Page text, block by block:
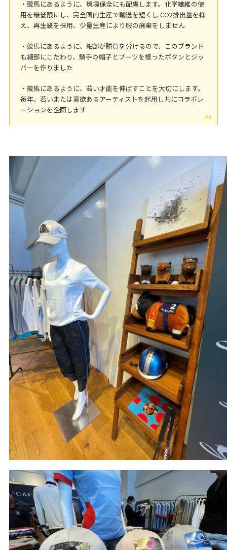
・競馬にあるように、環境保全にも配慮します。化学繊維の使
用を最低限にし、完全国内生産で輸送を短くし CO2排出量を抑
え、再生紙を採用、少量生産により服の廃棄をしません
・競馬にあるように、細部が勝負を分けるので、このブランド
も細部にこだわり、騎手の帽子とブーツを模ったボタンとジッ
パーを作りました
・競馬にあるように、若い才能を伸ばすことを大切にします。
毎年、若いまたは意欲あるアーティストを起用し共にコラボレ
ーションを企画します